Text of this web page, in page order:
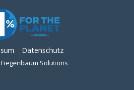
Datenschutz
Solutions